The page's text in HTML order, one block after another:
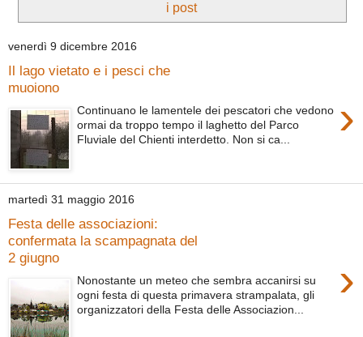
i post
venerdì 9 dicembre 2016
Il lago vietato e i pesci che
muoiono
›
Continuano le lamentele dei pescatori che vedono
ormai da troppo tempo il laghetto del Parco
Fluviale del Chienti interdetto. Non si ca...
martedì 31 maggio 2016
Festa delle associazioni:
confermata la scampagnata del
2 giugno
›
Nonostante un meteo che sembra accanirsi su
ogni festa di questa primavera strampalata, gli
organizzatori della Festa delle Associazion...